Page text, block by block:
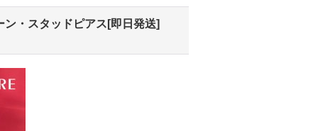
・スタッドピアス[即日発送]